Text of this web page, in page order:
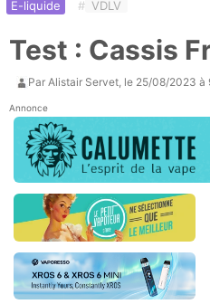
Test : Cassis
E-liquide # VDLV
Par Alistair Servet, le 25/08/2023 à
Annonce